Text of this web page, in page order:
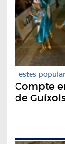
Festes
Compte
de Guíxols